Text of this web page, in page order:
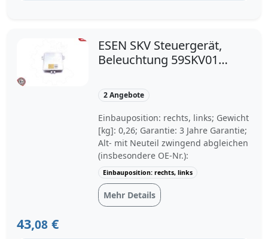
ESEN SKV Steuergerät,
Beleuchtung 59SKV012
BMW 30744459 6948180
63126948180
2 Angebote
Einbauposition: rechts, links; Gewicht
[kg]: 0,26; Garantie: 3 Jahre Garantie;
Alt- mit Neuteil zwingend abgleichen
(insbesondere OE-Nr.):
Einbauposition: rechts, links
Mehr Details
43,08 €